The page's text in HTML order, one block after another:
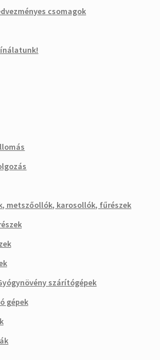
csomagok
metszőollók, karosollók, fűrészek
szárítógépek
gépek